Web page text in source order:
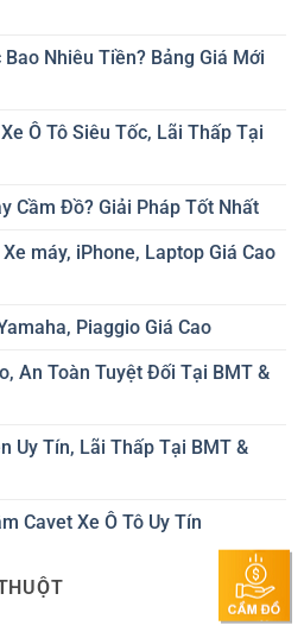
Nhiêu Tiền? Bảng Giá Mới
Ô Tô Siêu Tốc, Lãi Thấp Tại
Cầm Đồ? Giải Pháp Tốt Nhất
máy, iPhone, Laptop Giá Cao
Piaggio Giá Cao
An Toàn Tuyệt Đối Tại BMT &
Uy Tín, Lãi Thấp Tại BMT &
Cavet Xe Ô Tô Uy Tín